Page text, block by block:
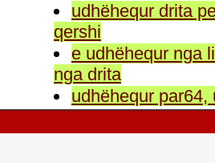
udhëhequr drita
qershi
e udhëhequr nga
nga drita
udhëhequr